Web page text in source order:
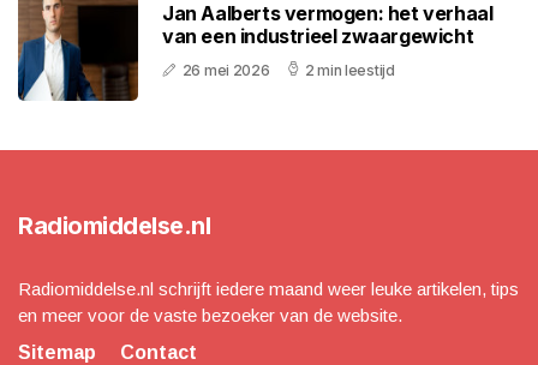
Jan Aalberts vermogen: het verhaal
van een industrieel zwaargewicht
26 mei 2026 2 min leestijd
Radiomiddelse.nl
Radiomiddelse.nl schrijft iedere maand weer leuke artikelen, tips
en meer voor de vaste bezoeker van de website.
Sitemap
Contact